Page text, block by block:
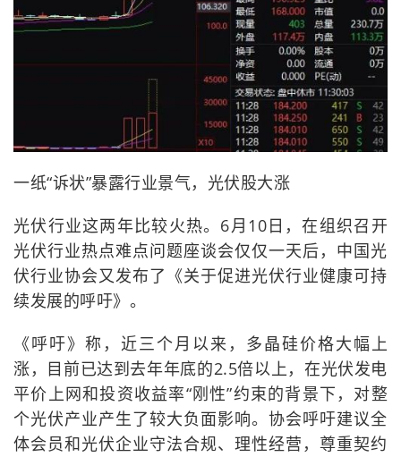
一纸“诉状”暴露行业景气，光伏股大涨
光伏行业这两年比较火热。6月10日，在组织召开
光伏行业热点难点问题座谈会仅仅一天后，中国光
伏行业协会又发布了《关于促进光伏行业健康可持
续发展的呼吁》。
《呼吁》称，近三个月以来，多晶硅价格大幅上
涨，目前已达到去年年底的2.5倍以上，在光伏发电
平价上网和投资收益率“刚性”约束的背景下，对整
个光伏产业产生了较大负面影响。协会呼吁建议全
体会员和光伏企业守法合规、理性经营，尊重契约